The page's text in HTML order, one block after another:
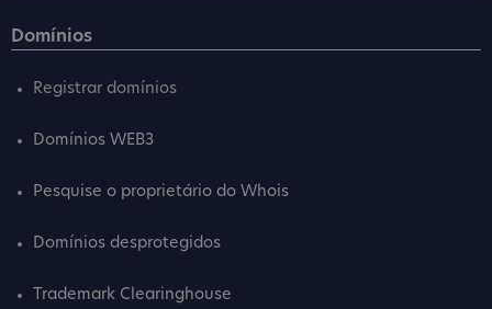
Domínios
Registrar domínios
Domínios WEB3
Pesquise o proprietário do Whois
Domínios desprotegidos
Trademark Clearinghouse